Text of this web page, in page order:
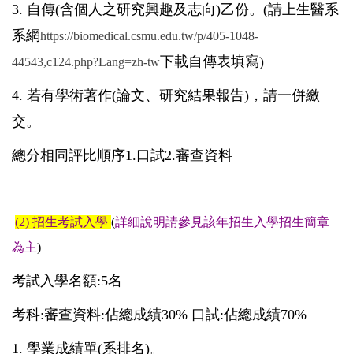
3. 自傳(含個人之研究興趣及志向)乙份。 (請上生醫系
系網https://biomedical.csmu.edu.tw/p/405-1048-
44543,c124.php?Lang=zh-tw下載自傳表填寫)
4. 若有學術著作(論文、研究結果報告) ，請一併繳
交。
總分相同評比順序1.口試2.審查資料
(2) 招生考試入學 (詳細說明請參見該年招生入學招生簡章
為主)
考試入學名額:5名
考科:審查資料:佔總成績30% 口試:佔總成績70%
1. 學業成績單(系排名)。